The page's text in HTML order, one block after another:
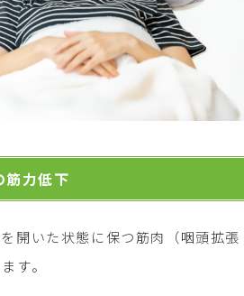
筋力低下
開いた状態に保つ筋肉（咽頭拡張
す。